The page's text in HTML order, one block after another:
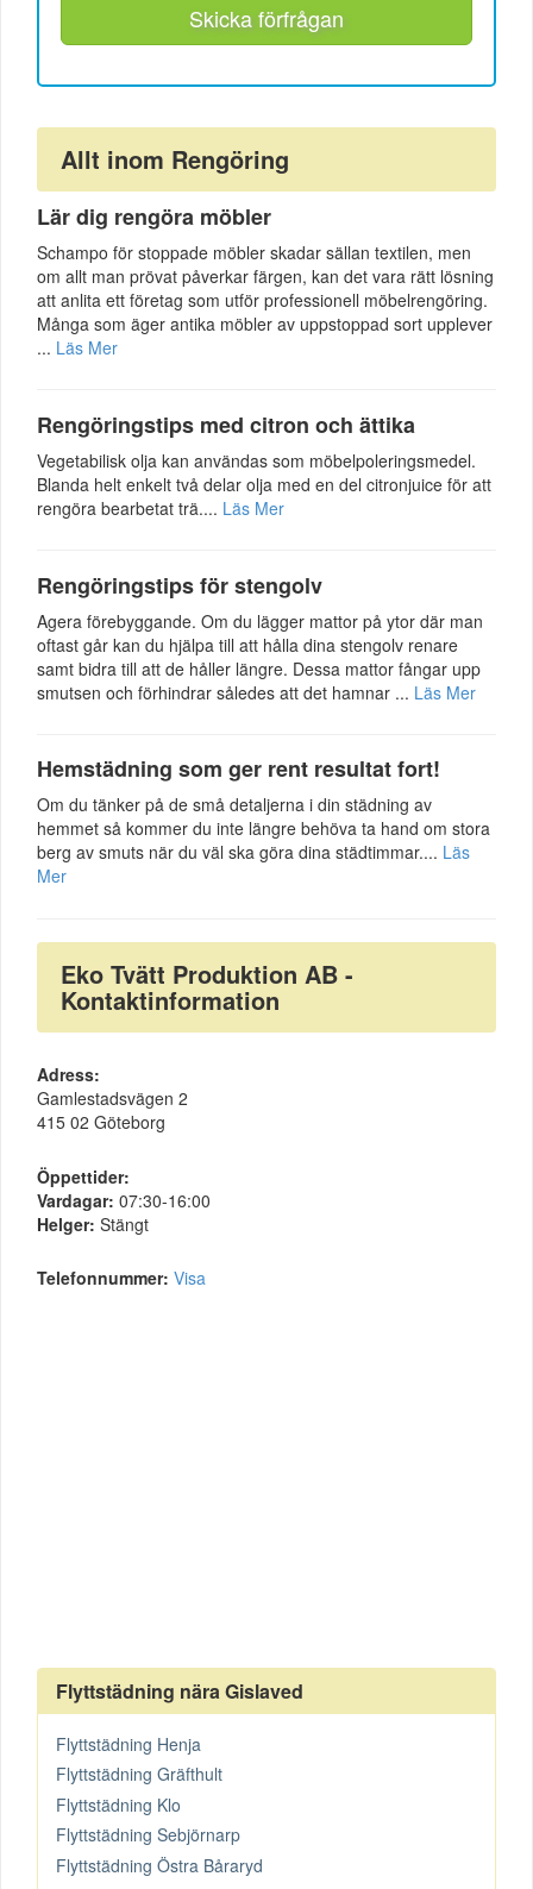
Skicka förfrågan
Allt inom Rengöring
Lär dig rengöra möbler
Schampo för stoppade möbler skadar sällan textilen, men
om allt man prövat påverkar färgen, kan det vara rätt lösning
att anlita ett företag som utför professionell möbelrengöring.
Många som äger antika möbler av uppstoppad sort upplever
... Läs Mer
Rengöringstips med citron och ättika
Vegetabilisk olja kan användas som möbelpoleringsmedel.
Blanda helt enkelt två delar olja med en del citronjuice för att
rengöra bearbetat trä.... Läs Mer
Rengöringstips för stengolv
Agera förebyggande. Om du lägger mattor på ytor där man
oftast går kan du hjälpa till att hålla dina stengolv renare
samt bidra till att de håller längre. Dessa mattor fångar upp
smutsen och förhindrar således att det hamnar ... Läs Mer
Hemstädning som ger rent resultat fort!
Om du tänker på de små detaljerna i din städning av
hemmet så kommer du inte längre behöva ta hand om stora
berg av smuts när du väl ska göra dina städtimmar.... Läs
Mer
Eko Tvätt Produktion AB -
Kontaktinformation
Adress:
Gamlestadsvägen 2
415 02 Göteborg
Öppettider:
Vardagar: 07:30-16:00
Helger: Stängt
Telefonnummer: Visa
Flyttstädning nära Gislaved
Flyttstädning Henja
Flyttstädning Gräfthult
Flyttstädning Klo
Flyttstädning Sebjörnarp
Flyttstädning Östra Båraryd